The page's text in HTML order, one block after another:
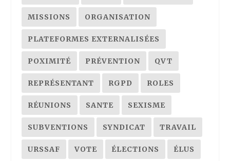
MISSIONS ORGANISATION
PLATEFORMES EXTERNALISÉES
POXIMITÉ PRÉVENTION QVT
REPRÉSENTANT RGPD ROLES
RÉUNIONS SANTE SEXISME
SUBVENTIONS SYNDICAT TRAVAIL
URSSAF VOTE ÉLECTIONS ÉLUS